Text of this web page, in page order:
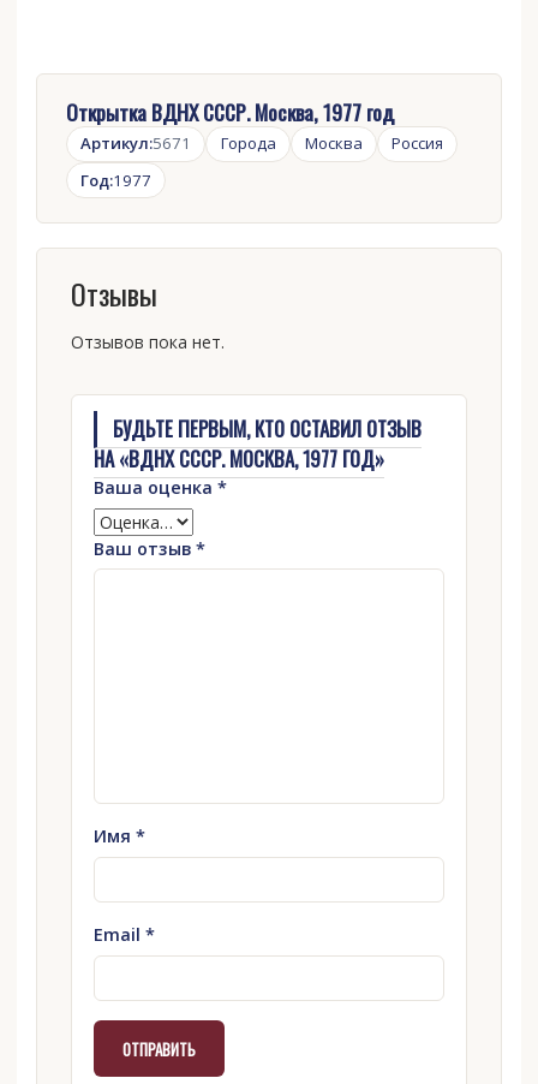
Открытка ВДНХ СССР. Москва, 1977 год
Артикул:5671 Города Москва
Россия
Год:1977
Отзывы
Отзывов пока нет.
БУДЬТЕ ПЕРВЫМ, КТО ОСТАВИЛ ОТЗЫВ
НА «ВДНХ СССР. МОСКВА, 1977 ГОД»
Ваша оценка *
Ваш отзыв *
Имя *
Email *